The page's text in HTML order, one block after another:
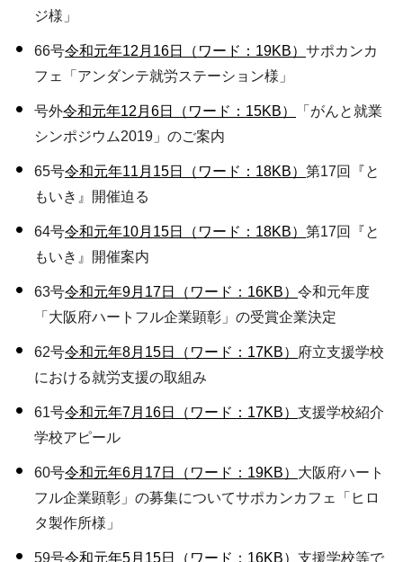
ジ様」
66号令和元年12月16日（ワード：19KB） サポカンカ
フェ「アンダンテ就労ステーション様」
号外令和元年12月6日（ワード：15KB）
「がんと就業
シンポジウム2019」のご案内
65号令和元年11月15日（ワード：18KB） 第17回『と
もいき』開催迫る
64号令和元年10月15日（ワード：18KB） 第17回『と
もいき』開催案内
63号令和元年9月17日（ワード：16KB） 令和元年度
「大阪府ハートフル企業顕彰」の受賞企業決定
62号令和元年8月15日（ワード：17KB）
府立支援学校
における就労支援の取組み
61号令和元年7月16日（ワード：17KB） 支援学校紹介
学校アピール
60号令和元年6月17日（ワード：19KB） 大阪府ハート
フル企業顕彰」の募集についてサポカンカフェ「ヒロ
タ製作所様」
59号令和元年5月15日（ワード：16KB） 支援学校等で